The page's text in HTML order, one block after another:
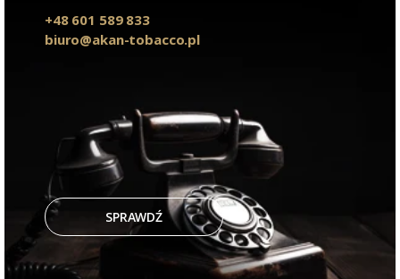
+48 601 589 833
biuro@akan-tobacco.pl
SPRAWDŹ